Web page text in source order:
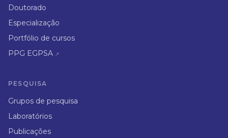
Doutorado
Especialização
Portfólio de cursos
PPG EGPSA ↗
PESQUISA
Grupos de pesquisa
Laboratórios
Publicações